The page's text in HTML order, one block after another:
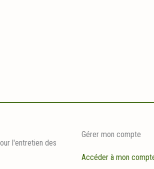
l'entretien des
Gérer mon compte
Accéder à mon